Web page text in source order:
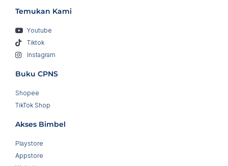
Temukan Kami
Youtube
Tiktok
Instagram
Buku CPNS
Shopee
TikTok Shop
Akses Bimbel
Playstore
Appstore